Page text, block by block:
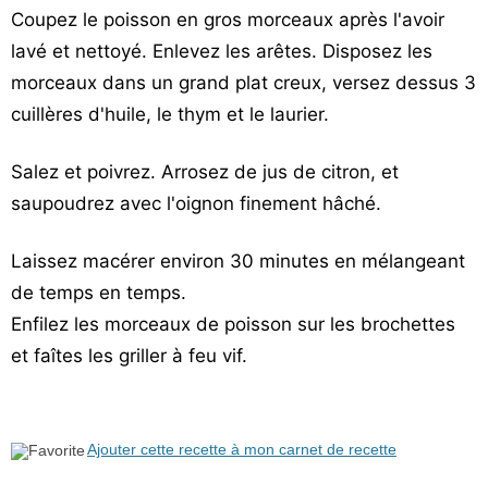
Coupez le poisson en gros morceaux après l'avoir
lavé et nettoyé. Enlevez les arêtes. Disposez les
morceaux dans un grand plat creux, versez dessus 3
cuillères d'huile, le thym et le laurier.
Salez et poivrez. Arrosez de jus de citron, et
saupoudrez avec l'oignon finement hâché.
Laissez macérer environ 30 minutes en mélangeant
de temps en temps.
Enfilez les morceaux de poisson sur les brochettes
et faîtes les griller à feu vif.
Ajouter cette recette à mon carnet de recette